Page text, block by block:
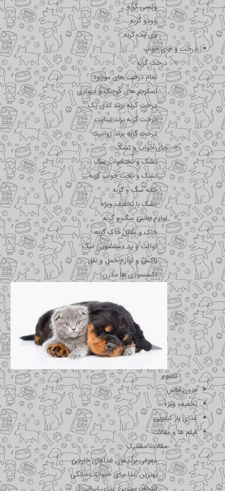
وکسی گربه
وودو گربه
وی پت گربه
درخت و جای خواب
درخت گربه
تمام درخت های موجود
اسکرچر های کوچک و دیواری
درخت گربه برند کدی پک
درخت گربه برند نیناپت
درخت گربه برند ژوانیت
جای خواب و تشک
تشک و تختحواب سگ
تشک و تخت خواب گربه
خانه سگ و گربه
تشک با تخفیف ویژه
لوازم جانبی سگ و گربه
خاک و سطل خاک گربه
توالت و پد دستشویی سگ
باکس و لوازم حمل و نقل
اکسسوری ها مدرن
تصویر
مزون لباس
تخفیف ویژه
غذای باز کیلویی
فیلم ها و مقالات
مقالات مشترک
معرفی برندهای غذاهای خارجی
بهترین غذا برای حیوانات خانگی